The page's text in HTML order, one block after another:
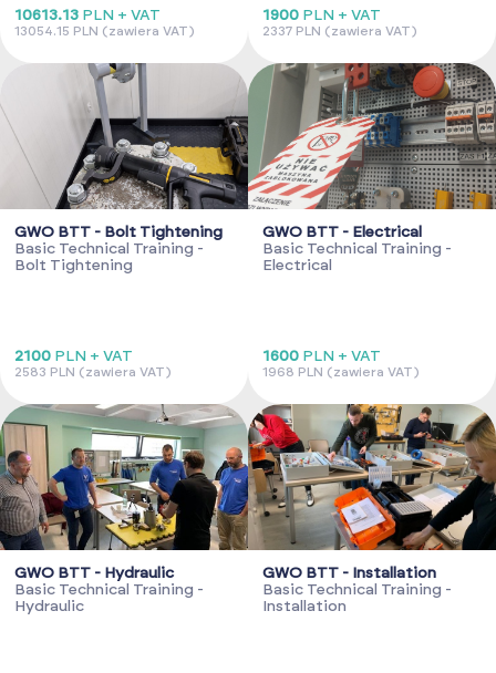
10613.13 PLN + VAT
13054.15 PLN (zawiera VAT)
1900 PLN + VAT
2337 PLN (zawiera VAT)
GWO BTT - Bolt Tightening
Basic Technical Training -
Bolt Tightening
2100 PLN + VAT
2583 PLN (zawiera VAT)
GWO BTT - Electrical
Basic Technical Training -
Electrical
1600 PLN + VAT
1968 PLN (zawiera VAT)
GWO BTT - Hydraulic
Basic Technical Training -
Hydraulic
GWO BTT - Installation
Basic Technical Training -
Installation